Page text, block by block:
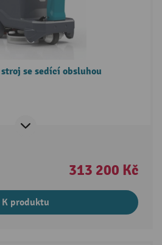
se sedící obsluhou
313 200 Kč
K produktu